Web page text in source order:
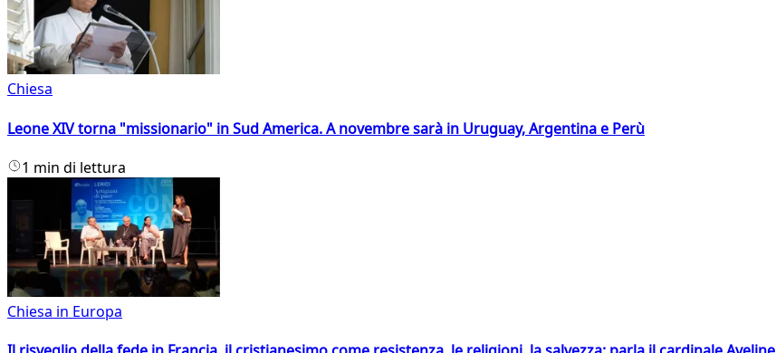
Chiesa
Leone XIV torna "missionario" in Sud America. A novembre sarà in Uruguay, Argentina e Perù
1 min di lettura
Chiesa in Europa